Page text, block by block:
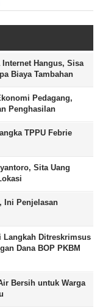
Hangus, Sisa
Biaya Tambahan
Pedagang,
Penghasilan
TPPU Febrie
Sita Uang
Ini Penjelasan
Langkah Ditreskrimsus
Dana BOP PKBM
Bersih untuk Warga